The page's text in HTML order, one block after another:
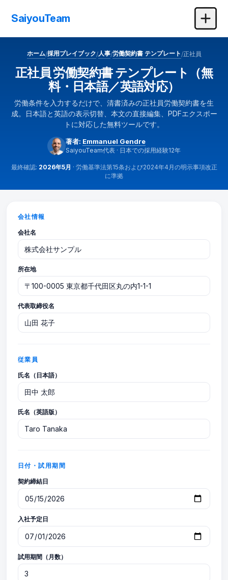
SaiyouTeam
ホーム/採用プレイブック/人事/労働契約書 テンプレート /正社員
正社員 労働契約書 テンプレート（無
料・日本語／英語対応）
労働条件を入力するだけで、清書済みの正社員労働契約書を生
成。日本語と英語の表示切替、本文の直接編集、PDFエクスポー
トに対応した無料ツールです。
著者: Emmanuel Gendre
SaiyouTeam代表 · 日本での採用経験12年
最終確認: 2026年5月 · 労働基準法第15条および2024年4月の明示事項改正
に準拠
会社情報
会社名
所在地
代表取締役名
従業員
氏名（日本語）
氏名（英語版）
日付・試用期間
契約締結日
入社予定日
試用期間（月数）